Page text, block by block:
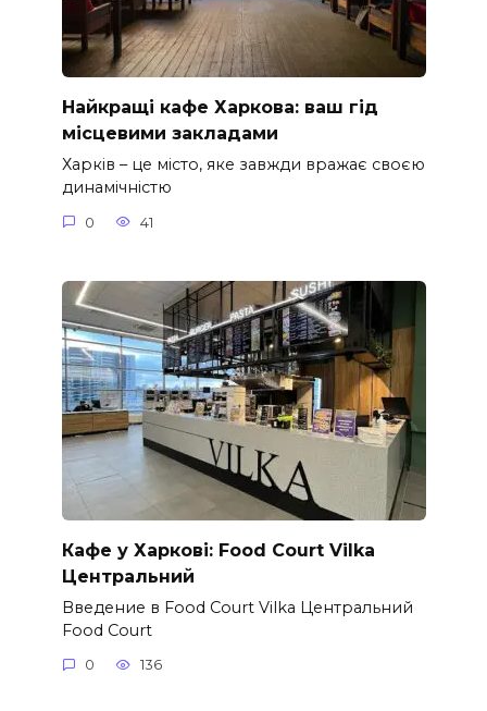
Найкращі кафе Харкова: ваш гід
місцевими закладами
Харків – це місто, яке завжди вражає своєю
динамічністю
0 41
Кафе у Харкові: Food Court Vilka
Центральний
Введение в Food Court Vilka Центральний
Food Court
0 136